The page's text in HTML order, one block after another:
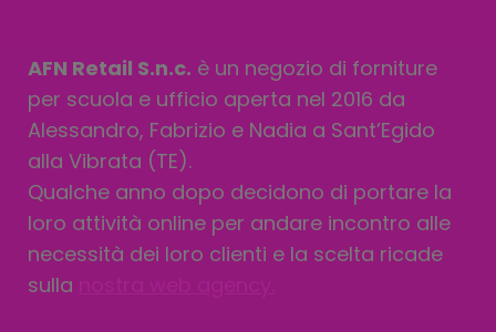
AFN Retail S.n.c. è un negozio di forniture
per scuola e ufficio aperta nel 2016 da
Alessandro, Fabrizio e Nadia a Sant’Egido
alla Vibrata (TE).
Qualche anno dopo decidono di portare la
loro attività online per andare incontro alle
necessità dei loro clienti e la scelta ricade
sulla